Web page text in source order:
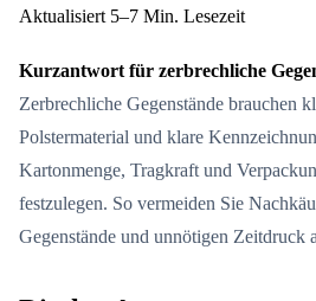
Aktualisiert 5–7 Min. Lesezeit
Kurzantwort für zerbrechliche
Zerbrechliche Gegenstände brauchen
Polstermaterial und klare
Kartonmenge, Tragkraft und
festzulegen. So vermeiden Sie
Gegenstände und unnötigen Zeitdruck